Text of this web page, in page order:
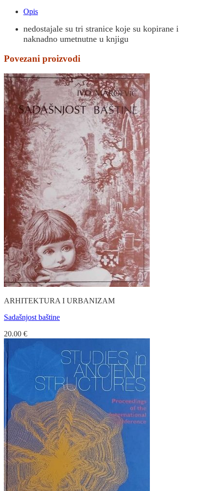
Opis
nedostajale su tri stranice koje su kopirane i
naknadno umetnutne u knjigu
Povezani proizvodi
ARHITEKTURA I URBANIZAM
Sadašnjost baštine
20.00 €